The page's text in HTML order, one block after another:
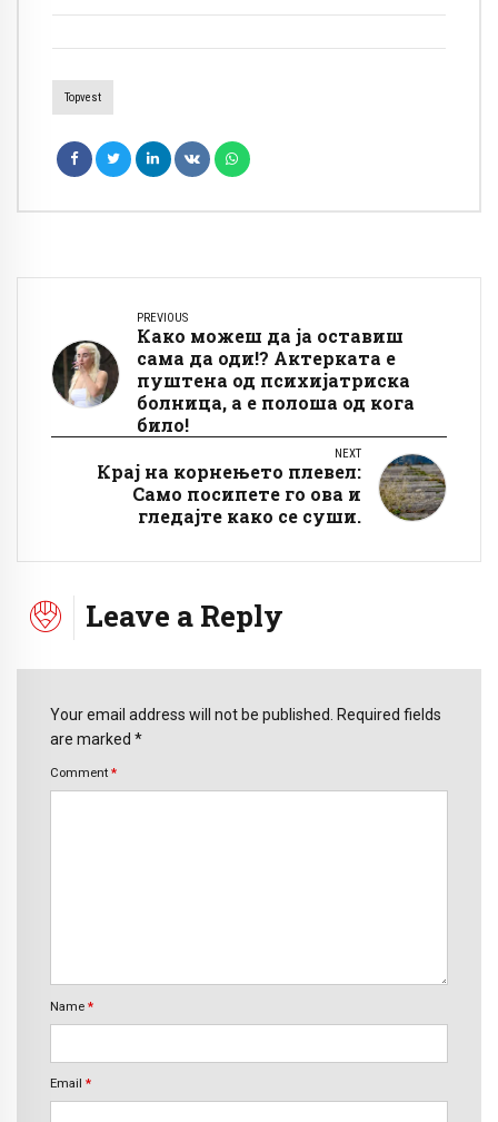
Topvest
PREVIOUS
Како можеш да ја оставиш
сама да оди!? Актерката е
пуштена од психијатриска
болница, а е полоша од кога
било!
NEXT
Крај на корнењето плевел:
Само посипете го ова и
гледајте како се суши.
Leave a Reply
Your email address will not be published. Required fields
are marked *
Comment *
Name *
Email *